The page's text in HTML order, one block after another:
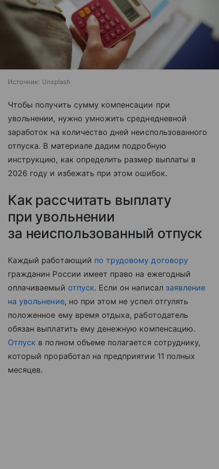
Источник: Unsplash
Чтобы получить сумму компенсации при
увольнении, нужно умножить среднедневной
заработок на количество дней неиспользованного
отпуска. В материале дадим подробную
инструкцию, как определить размер выплаты в
2026 году и избежать при этом ошибок.
Как рассчитать выплату
при увольнении
за неиспользованный отпуск
Каждый работающий по трудовому договору
гражданин России имеет право на ежегодный
оплачиваемый отпуск. Если он написал заявление
на увольнение, но при этом не успел отгулять
положенное ему время отдыха, работодатель
обязан выплатить ему денежную компенсацию.
Отпуск в полном объеме полагается сотруднику,
который проработал на предприятии 11 полных
месяцев.